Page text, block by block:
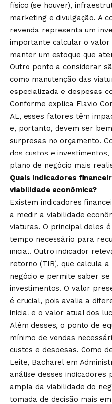
físico (se houver),
marketing e divulgação. A
revenda representa um
importante calcular o valor
manter um estoque que
Outro ponto a considerar
como manutenção das
especializada e despesas
Conforme explica Flavio
AL, esses fatores têm
e, portanto, devem ser
surpresas no orçamento.
dos custos e
plano de negócio mais
Quais indicadores
viabilidade econômica?
Existem indicadores
a medir a viabilidade
viaturas. O principal deles
tempo necessário para
inicial. Outro indicador
retorno (TIR), que calcula
negócio e permite saber
investimentos. O valor
é crucial, pois avalia a
inicial e o valor atual dos
Além desses, o ponto de
mínimo de vendas
custos e despesas. Como
Leite, Bacharel em
análise desses indicadores
ampla da viabilidade do
tomada de decisão mais